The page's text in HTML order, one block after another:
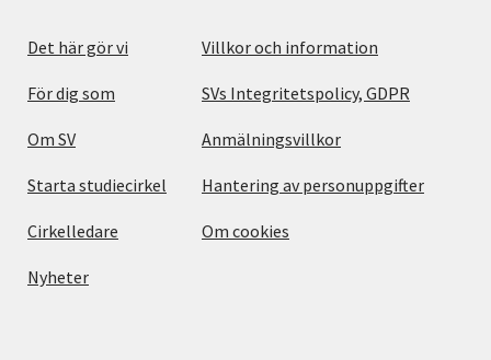
Det här gör vi
För dig som
Om SV
Starta studiecirkel
Cirkelledare
Nyheter
Villkor och information
SVs Integritetspolicy, GDPR
Anmälningsvillkor
Hantering av personuppgifter
Om cookies